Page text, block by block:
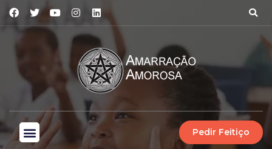
Pedir Feitiço